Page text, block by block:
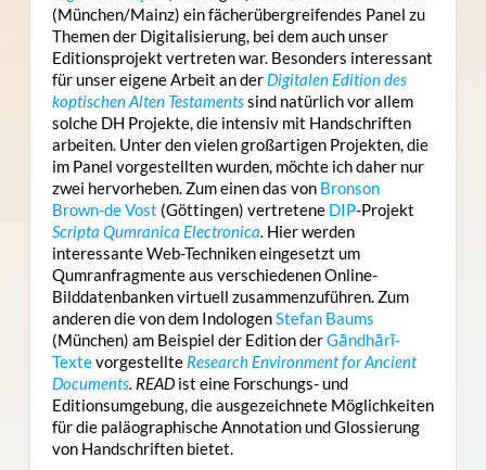
(München/Mainz) ein fächerübergreifendes Panel zu
Themen der Digitalisierung, bei dem auch unser
Editionsprojekt vertreten war. Besonders interessant
für unser eigene Arbeit an der Digitalen Edition des
koptischen Alten Testamentssind natürlich vor allem
solche DH Projekte, die intensiv mit Handschriften
arbeiten. Unter den vielen großartigen Projekten, die
im Panel vorgestellten wurden, möchte ich daher nur
zwei hervorheben. Zum einen das von Bronson
Brown-de Vost (Göttingen) vertretene DIP-Projekt
Scripta Qumranica Electronica. Hier werden
interessante Web-Techniken eingesetzt um
Qumranfragmente aus verschiedenen Online-
Bilddatenbanken virtuell zusammenzuführen. Zum
anderen die von dem IndologenStefan Baums
(München) am Beispiel der Edition derGāndhārī-
Textevorgestellte Research Environment for Ancient
Documents. READist eine Forschungs- und
Editionsumgebung, die ausgezeichnete Möglichkeiten
für die paläographische Annotation und Glossierung
von Handschriften bietet.